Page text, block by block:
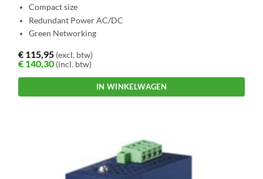
Compact size
Redundant Power AC/DC
Green Networking
€ 115,95 (excl. btw)
€ 140,30 (incl. btw)
IN WINKELWAGEN